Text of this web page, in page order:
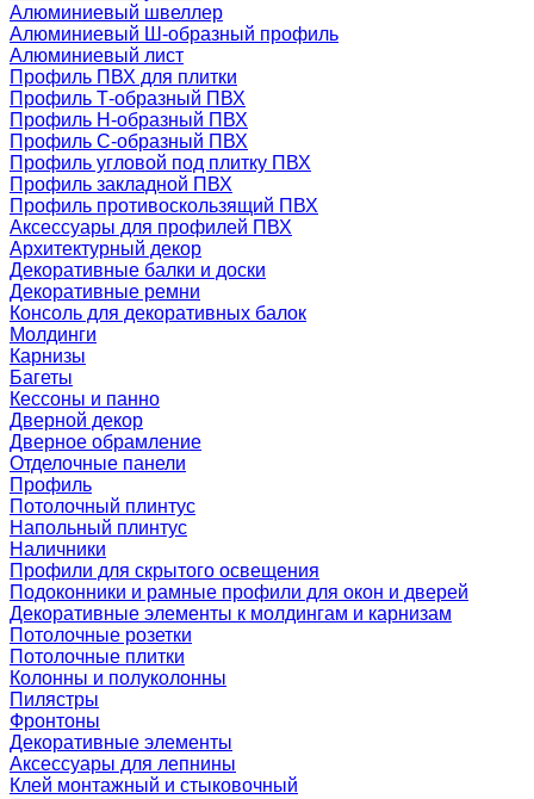
Алюминиевый швеллер
Алюминиевый Ш-образный профиль
Алюминиевый лист
Профиль ПВХ для плитки
Профиль Т-образный ПВХ
Профиль H-образный ПВХ
Профиль C-образный ПВХ
Профиль угловой под плитку ПВХ
Профиль закладной ПВХ
Профиль противоскользящий ПВХ
Аксессуары для профилей ПВХ
Архитектурный декор
Декоративные балки и доски
Декоративные ремни
Консоль для декоративных балок
Молдинги
Карнизы
Багеты
Кессоны и панно
Дверной декор
Дверное обрамление
Отделочные панели
Профиль
Потолочный плинтус
Напольный плинтус
Наличники
Профили для скрытого освещения
Подоконники и рамные профили для окон и дверей
Декоративные элементы к молдингам и карнизам
Потолочные розетки
Потолочные плитки
Колонны и полуколонны
Пилястры
Фронтоны
Декоративные элементы
Аксессуары для лепнины
Клей монтажный и стыковочный